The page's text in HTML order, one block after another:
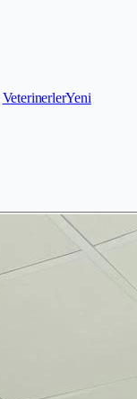
VeterinerlerYeni